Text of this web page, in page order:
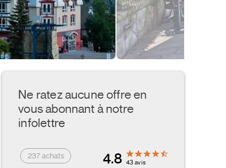
Ne ratez aucune offre en
vous abonnant à notre
infolettre
237 achats 4.8 43 avis